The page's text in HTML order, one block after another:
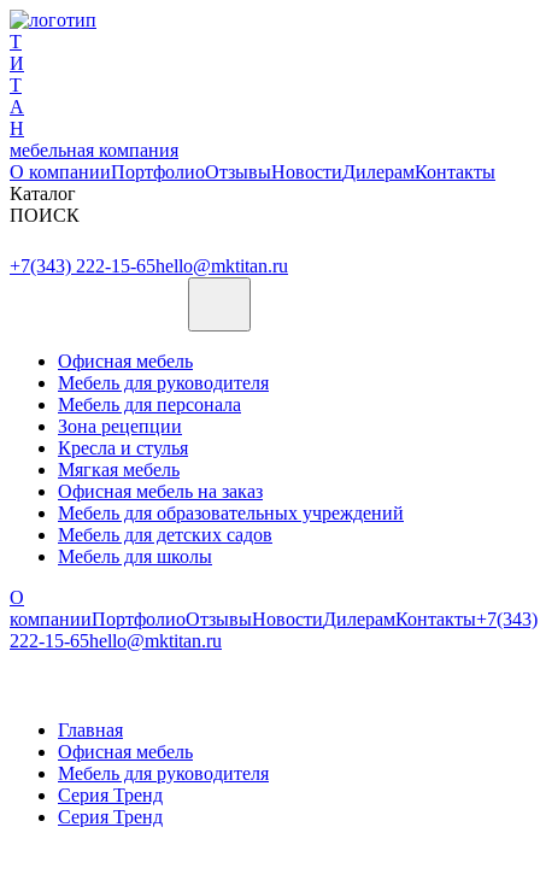
Т
И
Т
А
Н
мебельная компания
О компанииПортфолиоОтзывыНовостиДилерамКонтакты
Каталог
ПОИСК
+7(343) 222-15-65hello@mktitan.ru
Офисная мебель
Мебель для руководителя
Мебель для персонала
Зона рецепции
Кресла и стулья
Мягкая мебель
Офисная мебель на заказ
Мебель для образовательных учреждений
Мебель для детских садов
Мебель для школы
О
компанииПортфолиоОтзывыНовостиДилерамКонтакты+7(343)
222-15-65hello@mktitan.ru
Главная
Офисная мебель
Мебель для руководителя
Серия Тренд
Серия Тренд